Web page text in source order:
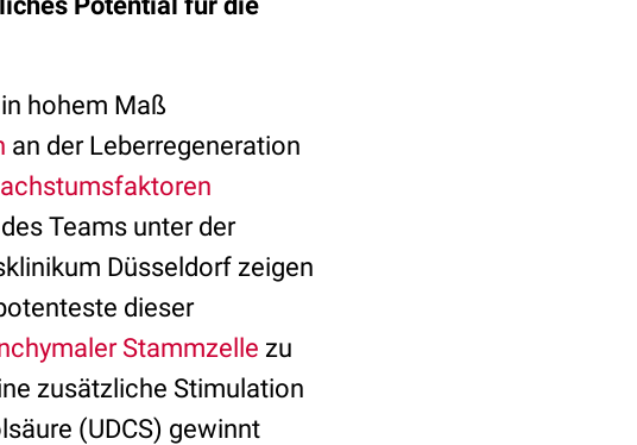
hohem Maß
an der Leberregeneration
Teams unter der
Düsseldorf zeigen
dieser
Stammzelle zu
zusätzliche Stimulation
(UDCS) gewinnt